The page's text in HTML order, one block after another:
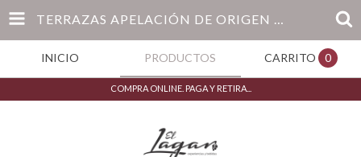
TERRAZAS APELACIÓN DE ORIGEN LOS CHACAYES MALBEC - 750CC
INICIO PRODUCTOS CARRITO 0
COMPRA ONLINE. PAGA Y RETIRA...